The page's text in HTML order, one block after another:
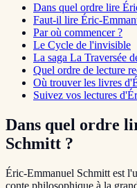
Dans quel ordre lire
Faut-il lire Éric-
Par où commencer ?
Le Cycle de l'invisible
La saga La Traversée
Quel ordre de lecture
Où trouver les livres
Suivez vos lectures
Dans quel ordre
Schmitt ?
Éric-Emmanuel Schmitt est
conte philosophique à la